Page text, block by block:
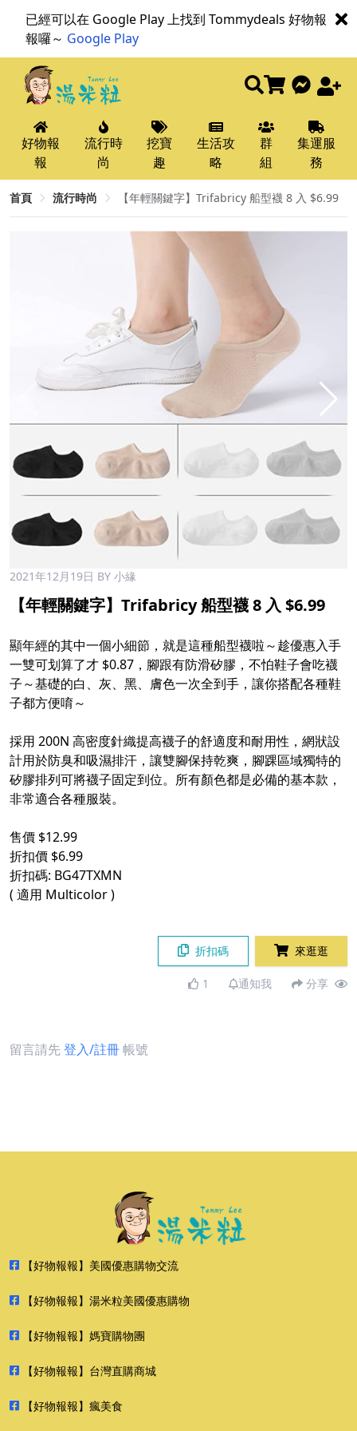
已經可以在 Google Play 上找到 Tommydeals 好物報
報囉～ Google Play
好物報
報
流行時
尚
挖寶
趣
生活攻
略
群
組
集運服
務
首頁 流行時尚 【年輕關鍵字】Trifabricy 船型襪 8 入 $6.99
2021年12月19日 BY 小緣
【年輕關鍵字】Trifabricy 船型襪 8 入 $6.99
顯年經的其中一個小細節，就是這種船型襪啦～趁優惠入手
一雙可划算了才 $0.87，腳跟有防滑矽膠，不怕鞋子會吃襪
子～基礎的白、灰、黑、膚色一次全到手，讓你搭配各種鞋
子都方便唷～
採用 200N 高密度針織提高襪子的舒適度和耐用性，網狀設
計用於防臭和吸濕排汗，讓雙腳保持乾爽，腳踝區域獨特的
矽膠排列可將襪子固定到位。所有顏色都是必備的基本款，
非常適合各種服裝。
售價 $12.99
折扣價 $6.99
折扣碼: BG47TXMN
( 適用 Multicolor )
折扣碼 來逛逛
1 通知我 分享
留言請先登入/註冊帳號
【好物報報】美國優惠購物交流
【好物報報】湯米粒美國優惠購物
【好物報報】媽寶購物團
【好物報報】台灣直購商城
【好物報報】瘋美食